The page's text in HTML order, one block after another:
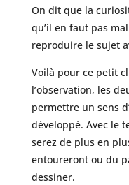
On dit que la
qu’il en faut pas
reproduire le sujet
Voilà pour ce petit
l’observation, les
permettre un sens
développé. Avec le
serez de plus en
entoureront ou du
dessiner.